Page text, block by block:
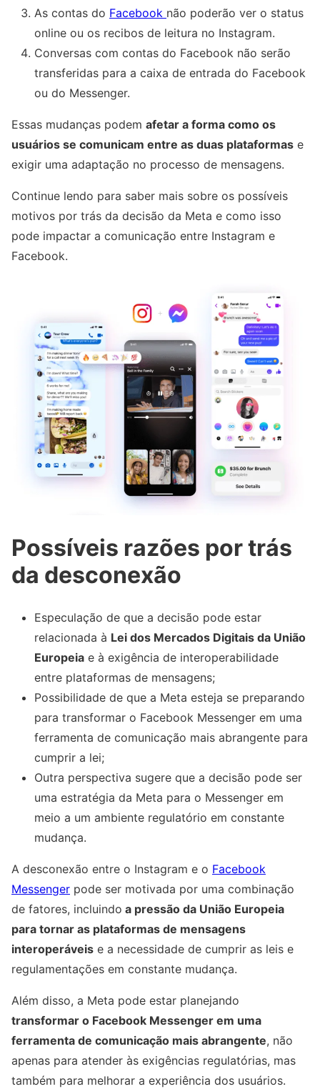
As contas do Facebook não poderão ver o status
online ou os recibos de leitura no Instagram.
Conversas com contas do Facebook não serão
transferidas para a caixa de entrada do Facebook
ou do Messenger.
Essas mudanças podem afetar a forma como os
usuários se comunicam entre as duas plataformas e
exigir uma adaptação no processo de mensagens.
Continue lendo para saber mais sobre os possíveis
motivos por trás da decisão da Meta e como isso
pode impactar a comunicação entre Instagram e
Facebook.
Possíveis razões por trás
da desconexão
Especulação de que a decisão pode estar
relacionada à Lei dos Mercados Digitais da União
Europeia e à exigência de interoperabilidade
entre plataformas de mensagens;
Possibilidade de que a Meta esteja se preparando
para transformar o Facebook Messenger em uma
ferramenta de comunicação mais abrangente para
cumprir a lei;
Outra perspectiva sugere que a decisão pode ser
uma estratégia da Meta para o Messenger em
meio a um ambiente regulatório em constante
mudança.
A desconexão entre o Instagram e o Facebook
Messenger pode ser motivada por uma combinação
de fatores, incluindo a pressão da União Europeia
para tornar as plataformas de mensagens
interoperáveis e a necessidade de cumprir as leis e
regulamentações em constante mudança.
Além disso, a Meta pode estar planejando
transformar o Facebook Messenger em uma
ferramenta de comunicação mais abrangente, não
apenas para atender às exigências regulatórias, mas
também para melhorar a experiência dos usuários.